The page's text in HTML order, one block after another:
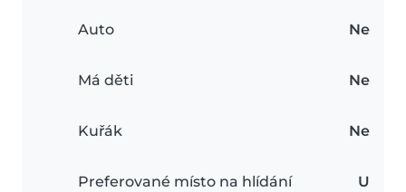
Auto Ne
Má děti Ne
Kuřák Ne
Preferované místo na hlídání
U